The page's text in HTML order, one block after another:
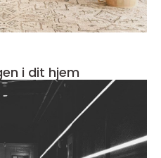
i dit hjem